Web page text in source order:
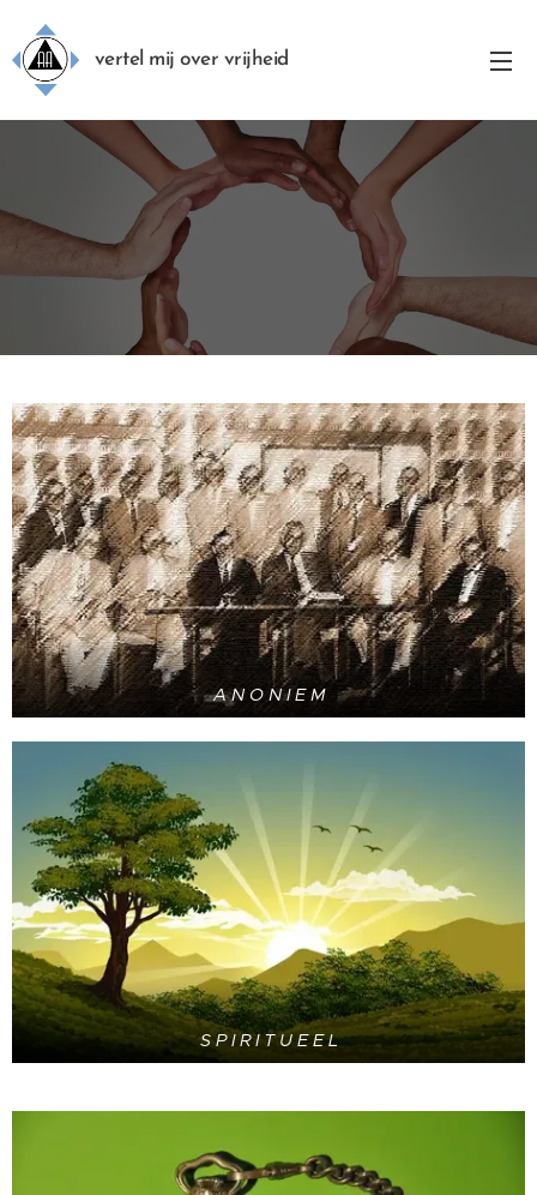
vertel mij over vrijheid
A N O N I E M
S P I R I T U E E L